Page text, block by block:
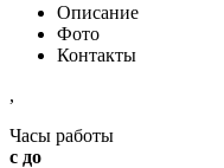
Описание
Фото
Контакты
,
Часы работы
с до